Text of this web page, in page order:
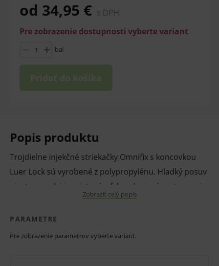
od 34,95 € s DPH
Pre zobrazenie dostupnosti vyberte variant
bal
Pridať do košíka
Popis produktu
Trojdielne injekčné striekačky Omnifix s koncovkou
Luer Lock sú vyrobené z polypropylénu. Hladký posuv
piestu vo valci je zaistený vďaka zdvojenému tesneniu,
a preto sú striekačky vhodné pre lineárne dávkovače.
Striekačky Omnifix sú transparentné s vyznačenou
Zobraziť celý popis
PARAMETRE
Pre zobrazenie parametrov vyberte variant.